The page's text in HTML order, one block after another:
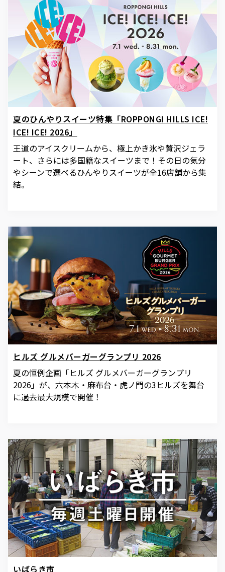
サイト内検索
夏のひんやりスイーツ特集「ROPPONGI HILLS ICE!
ICE! ICE! 2026」
王道のアイスクリームから、極上かき氷や贅沢ジェラ
ート、さらには多国籍なスイーツまで！その日の気分
やシーンで選べるひんやりスイーツが全16店舗から集
結。
ヒルズ グルメバーガーグランプリ 2026
夏の恒例企画「ヒルズ グルメバーガーグランプリ
2026」が、六本木・麻布台・虎ノ門の3ヒルズを舞台
に過去最大規模で開催！
いばらき市